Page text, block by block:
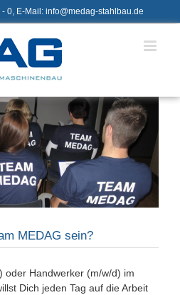
0, E-Mail: info@medag-stahlbau.de
MEDAG sein?
oder Handwerker (m/w/d) im
Dich jeden Tag auf die Arbeit